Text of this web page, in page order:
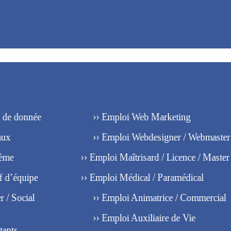
donnée
d’équipe
/ Social
›› Emploi Web Marketing
›› Emploi Webdesigner / Webmaster
›› Emploi Maîtrisard / Licence / Master
›› Emploi Médical / Paramédical
›› Emploi Animatrice / Commercial
›› Emploi Auxiliaire de Vie